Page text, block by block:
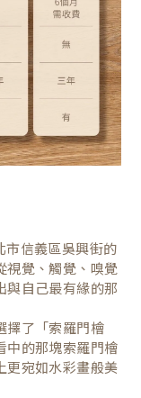
信義區吳興街的
視覺、觸覺、嗅覺
與自己最有緣的那
擇了「索羅門檜
中的那塊索羅門檜
更宛如水彩畫般美